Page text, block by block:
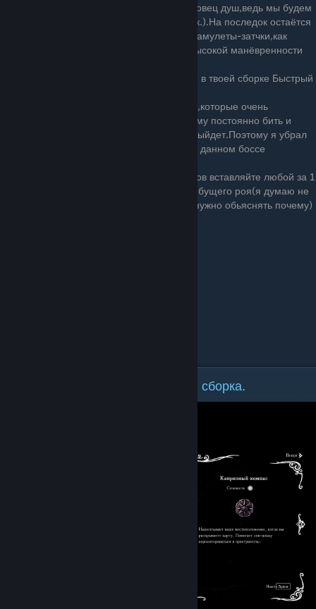
Сосуду.Да,именно пожиратель душ,а не ловец душ,ведь мы будем
использовать очень много магических атак.).На последок остаётся
одна ячейка.В неё можно положить такие амулеты-затчки,как
Песнь гусеничек или Ловкача для более высокой манёвренности
Некоторые могут задаться вопросом-А где в твоей сборке Быстрый
Вообще,рыцарь относится к таким боссам,которые очень
подвижны и часто телепортируются,поэтому постоянно бить и
затыкивать его гвоздём,стоя на месте не выйдет.Поэтому я убрал
Быстрый удар в угоды более полезным на данном боссе
В последний оставшийся слот для амулетов вставляйте любой за 1
ячейку кроме Капризного Компаса и Загребущего роя(я думаю не
нужно обьяснять почему)
Для тех,кому не нравится первая сборка.